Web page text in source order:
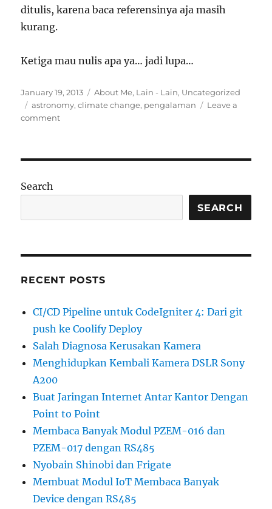
ditulis, karena baca referensinya aja masih
kurang.
Ketiga mau nulis apa ya… jadi lupa…
Posted
on
January 19, 2013 Categories
About Me, Lain - Lain, Uncategorized
Tags
astronomy,climate change, pengalaman
Leave a
commenton
Search
SEARCH
RECENT POSTS
CI/CD Pipeline untuk CodeIgniter 4: Dari git
push ke Coolify Deploy
Salah Diagnosa Kerusakan Kamera
Menghidupkan Kembali Kamera DSLR Sony
A200
Buat Jaringan Internet Antar Kantor Dengan
Point to Point
Membaca Banyak Modul PZEM-016 dan
PZEM-017 dengan RS485
Nyobain Shinobi dan Frigate
Membuat Modul IoT Membaca Banyak
Device dengan RS485